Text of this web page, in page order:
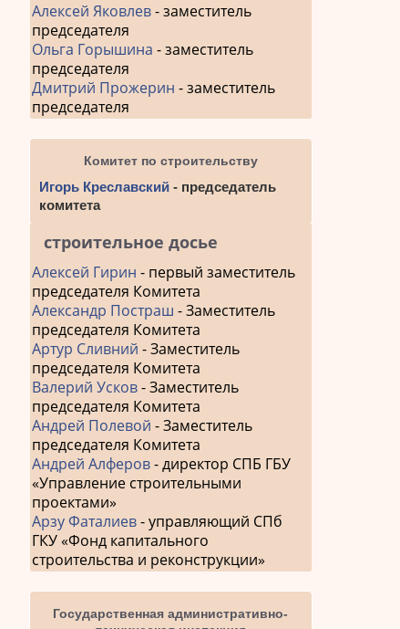
Алексей Яковлев- заместитель
председателя
Ольга Горышина - заместитель
председателя
Дмитрий Прожерин - заместитель
председателя
Комитет по строительству
Игорь Креславский - председатель
комитета
строительное досье
Алексей Гирин - первый заместитель
председателя Комитета
Александр Постраш - Заместитель
председателя Комитета
Артур Сливний - Заместитель
председателя Комитета
Валерий Усков- Заместитель
председателя Комитета
Андрей Полевой - Заместитель
председателя Комитета
Андрей Алферов- директор СПБ ГБУ
«Управление строительными
проектами»
Арзу Фаталиев- управляющий СПб
ГКУ «Фонд капитального
строительства и реконструкции»
Государственная административно-